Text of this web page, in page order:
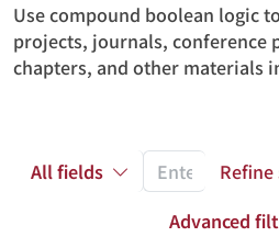
Use compound boolean logic
projects, journals, conference
chapters, and other materials
All fields Refine
Advanced